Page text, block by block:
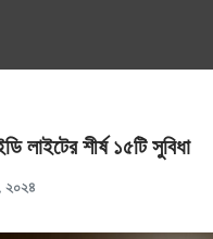
লাইটের শীর্ষ ১৫টি সুবিধা
২০২৪